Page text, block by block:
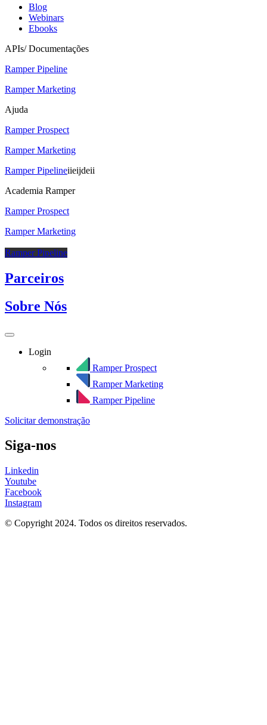
Blog
Webinars
Ebooks
APIs/ Documentações
Ramper Pipeline
Ramper Marketing
Ajuda
Ramper Prospect
Ramper Marketing
Ramper Pipelineiieijdeii
Academia Ramper
Ramper Prospect
Ramper Marketing
Ramper Pipeline
Parceiros
Sobre Nós
Login
Ramper Prospect
Ramper Marketing
Ramper Pipeline
Solicitar demonstração
Siga-nos
Linkedin
Youtube
Facebook
Instagram
© Copyright 2024. Todos os direitos reservados.